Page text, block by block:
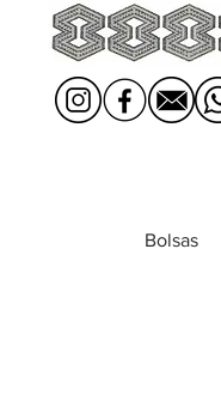
Bolsas